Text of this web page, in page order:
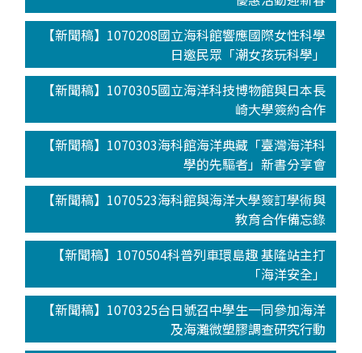
【新聞稿】1070208國立海科館響應國際女性科學
日邀民眾「潮女孩玩科學」
【新聞稿】1070305國立海洋科技博物館與日本長
崎大學簽約合作
【新聞稿】1070303海科館海洋典藏「臺灣海洋科
學的先驅者」新書分享會
【新聞稿】1070523海科館與海洋大學簽訂學術與
教育合作備忘錄
【新聞稿】1070504科普列車環島趣 基隆站主打
「海洋安全」
【新聞稿】1070325台日號召中學生一同參加海洋
及海灘微塑膠調查研究行動